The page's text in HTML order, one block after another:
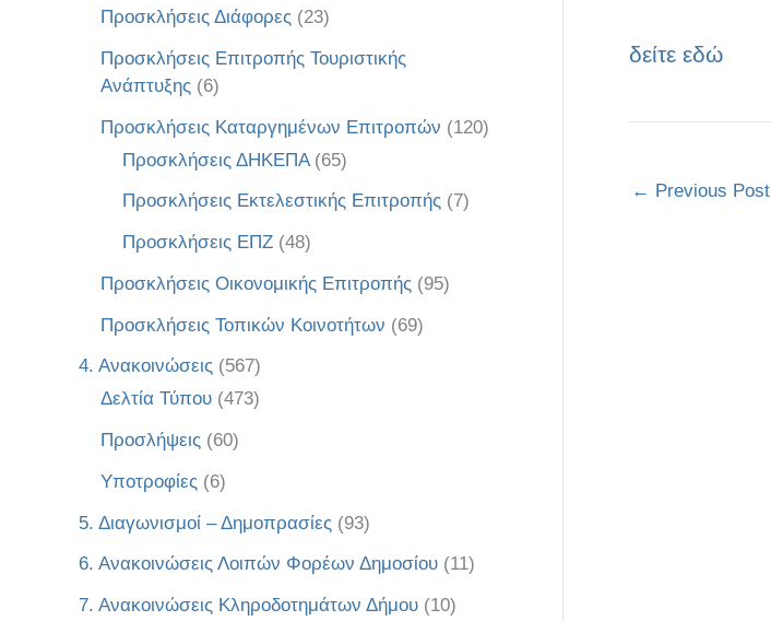
Προσκλήσεις Διάφορες (23)
Προσκλήσεις Επιτροπής Τουριστικής
Ανάπτυξης (6)
Προσκλήσεις Καταργημένων Επιτροπών (120)
Προσκλήσεις ΔΗΚΕΠΑ(65)
Προσκλήσεις Εκτελεστικής Επιτροπής (7)
Προσκλήσεις ΕΠΖ (48)
Προσκλήσεις Οικονομικής Επιτροπής (95)
Προσκλήσεις Τοπικών Κοινοτήτων (69)
4. Ανακοινώσεις (567)
Δελτία Τύπου (473)
Προσλήψεις (60)
Υποτροφίες (6)
5. Διαγωνισμοί – Δημοπρασίες (93)
6. Ανακοινώσεις Λοιπών Φορέων Δημοσίου (11)
7. Ανακοινώσεις Κληροδοτημάτων Δήμου (10)
δείτε εδώ
← Previous Post